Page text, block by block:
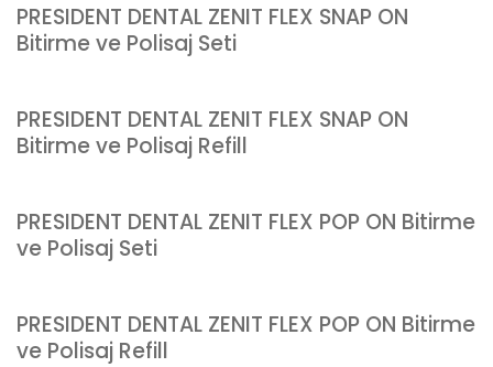
PRESIDENT DENTAL ZENIT FLEX SNAP ON
Bitirme ve Polisaj Seti
PRESIDENT DENTAL ZENIT FLEX SNAP ON
Bitirme ve Polisaj Refill
PRESIDENT DENTAL ZENIT FLEX POP ON Bitirme
ve Polisaj Seti
PRESIDENT DENTAL ZENIT FLEX POP ON Bitirme
ve Polisaj Refill